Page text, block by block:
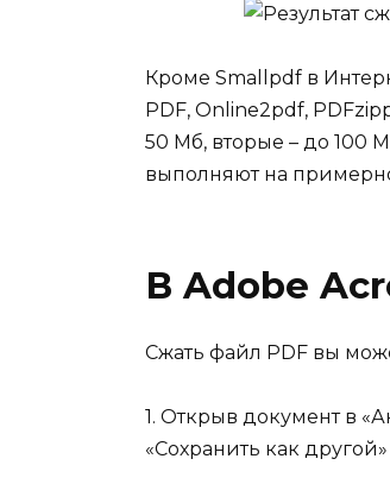
Кроме Smallpdf в
PDF, Online2pdf,
50 Мб, вторые – до 100
выполняют на
В Adobe
Сжать файл PDF вы
1. Открыв документ в
«Сохранить как